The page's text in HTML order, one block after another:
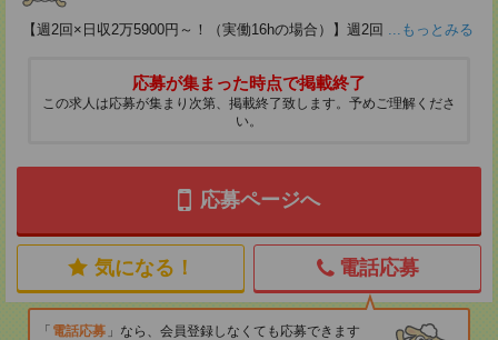
【週2回×日収2万5900円～！（実働16hの場合）】週2回 ...もっとみる
応募が集まった時点で掲載終了
この求人は応募が集まり次第、掲載終了致します。予めご理解くださ
い。
応募ページへ
気になる！ 電話応募
電話応募
なら、会員登録しなくても応募できます